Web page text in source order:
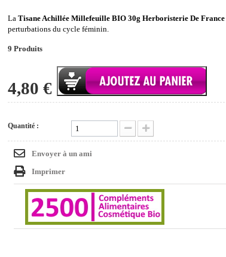
LaTisane Achillée Millefeuille BIO 30g Herboristerie De France
perturbations du cycle féminin.
9 Produits
4,80 €
Quantité :
Envoyer à un ami
Imprimer